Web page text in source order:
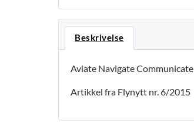
Beskrivelse
Aviate Navigate Communicate
Artikkel fra Flynytt nr. 6/2015